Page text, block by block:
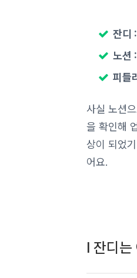
잔디
노션
피들
사실 노션
을 확인해
상이 되었
어요.
l 잔디는